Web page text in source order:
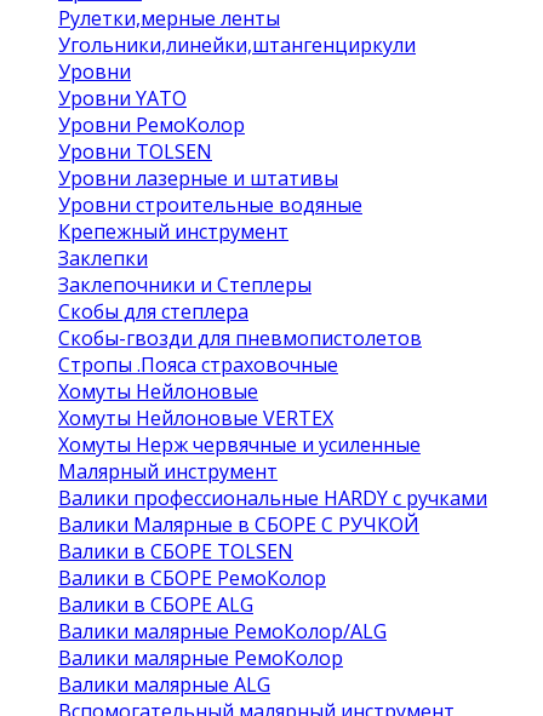
Рулетки,мерные ленты
Угольники,линейки,штангенциркули
Уровни
Уровни YATO
Уровни РемоКолор
Уровни TOLSEN
Уровни лазерные и штативы
Уровни строительные водяные
Крепежный инструмент
Заклепки
Заклепочники и Степлеры
Скобы для степлера
Скобы-гвозди для пневмопистолетов
Стропы .Пояса страховочные
Хомуты Нейлоновые
Хомуты Нейлоновые VERTEX
Хомуты Нерж червячные и усиленные
Малярный инструмент
Валики профессиональные HARDY с ручками
Валики Малярные в СБОРЕ С РУЧКОЙ
Валики в СБОРЕ TOLSEN
Валики в СБОРЕ РемоКолор
Валики в СБОРЕ ALG
Валики малярные РемоКолор/ALG
Валики малярные РемоКолор
Валики малярные ALG